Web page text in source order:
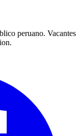
peruano. Vacantes